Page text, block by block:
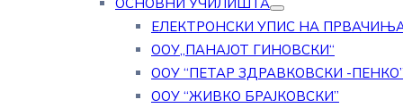
ОСНОВНИ УЧИЛИШТА
ЕЛЕКТРОНСКИ УПИС НА
ООУ„ПАНАЈОТ ГИНОВСКИ“
ООУ “ПЕТАР ЗДРАВКОВСКИ -ПЕНКО”
ООУ “ЖИВКО БРАЈКОВСКИ”